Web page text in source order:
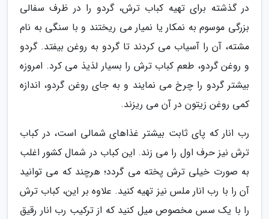
در گذشته برای تهیه کباب ترش، گردو را در ظرف سفالی
بزرگی موسوم به نمکار یا نمیار می ریختند و با سنگی به نام
مشته، آن را آسیاب می کردند تا گردو به روغن بیفتد. گردو
و روغن گردو، طعم کباب ترش را بسیار لذیذ می کرد. امروزه
بیشتر گردو را چرخ می نمایند و به جای روغن گردو، اندازه
کمی روغن زیتون در آن می ریزند.
رب انار که پای ثابت بیشتر غذاهای شمالی است، در کباب
ترش نیز حرف اول را می زند. این کباب در شمال کشور اغلب
به صورت خیلی ترش پخته می گردد؛ هرچند که می توانید
آن را با رب انار ملس نیز تهیه کنید. علاوه بر این، کباب ترش
را با یک سس مخصوص میل کنید که از ترکیب رب انار رقیق